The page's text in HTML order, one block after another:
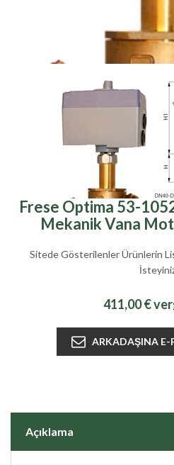
Frese Optima 53-
Mekanik Vana
Sitede Gösterilenler Ürünlerin
411,00 €
Açıklama